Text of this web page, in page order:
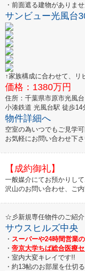
・前面遮る建物がありま
サンビュー光風台
↑家族構成に合わせて、リ
価格：1380万円
住所：千葉県市原市光風
小湊鉄道 光風台駅 徒歩14
物件詳細へ
空室の為いつでもご見学可
お気軽にお問い合わせ下
【成約御礼】
一般媒介にてお預かりし
沢山のお問い合わせ、ご
☆彡新規専任物件のご紹
サウスヒルズ中央
・ スーパーや24時間営業
・ 帝京大学ちば総合医療
・室内大変キレイです!!
・約13帖のお部屋を仕切